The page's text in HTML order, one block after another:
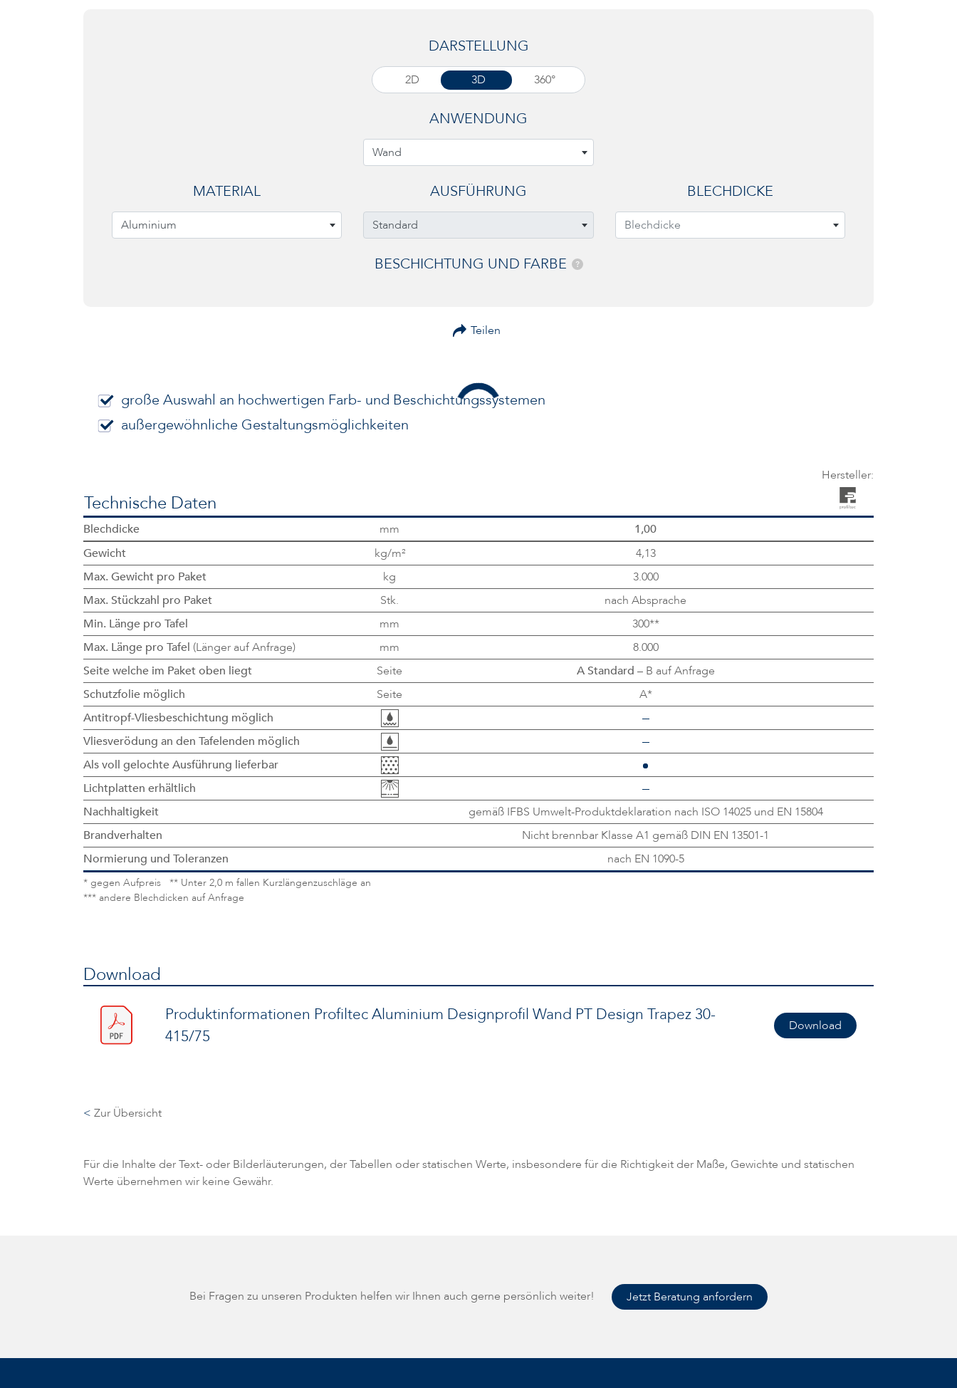
DARSTELLUNG
2D 3D 360°
ANWENDUNG
Wand
MATERIAL
Aluminium
AUSFÜHRUNG
Standard
BLECHDICKE
Blechdicke
BESCHICHTUNG UND FARBE ?
Teilen
große Auswahl an hochwertigen Farb- und Beschichtungssystemen
außergewöhnliche Gestaltungsmöglichkeiten
Hersteller:
Technische Daten
Blechdicke mm
1,00
Gewicht
kg/m²
4,13
Max. Gewicht pro Paket
kg
3.000
Max. Stückzahl pro Paket
Stk.
nach Absprache
Min. Länge pro Tafel
mm
300**
Max. Länge pro Tafel (Länger auf Anfrage) mm
8.000
Seite welche im Paket oben liegt
Seite A Standard – B auf Anfrage
Schutzfolie möglich
Seite
A*
Antitropf-Vliesbeschichtung möglich
Vliesverödung an den Tafelenden möglich
Als voll gelochte Ausführung lieferbar
Lichtplatten erhältlich
Nachhaltigkeit
gemäß IFBS Umwelt-Produktdeklaration nach ISO 14025 und EN 15804
Brandverhalten
Nicht brennbar Klasse A1 gemäß DIN EN 13501-1
Normierung und Toleranzen
nach EN 1090-5
* gegen Aufpreis ** Unter 2,0 m fallen Kurzlängenzuschläge an
*** andere Blechdicken auf Anfrage
Download
Produktinformationen Profiltec Aluminium Designprofil Wand PT Design Trapez 30-
415/75
Download
< Zur Übersicht
Für die Inhalte der Text- oder Bilderläuterungen, der Tabellen oder statischen Werte, insbesondere für die Richtigkeit der Maße, Gewichte und statischen
Werte übernehmen wir keine Gewähr.
Bei Fragen zu unseren Produkten helfen wir Ihnen auch gerne persönlich weiter! Jetzt Beratung anfordern